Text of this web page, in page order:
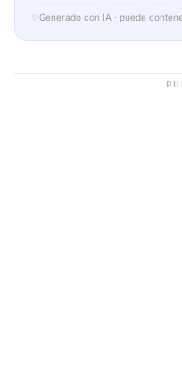
✨ Generado con IA · puede